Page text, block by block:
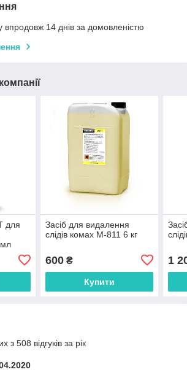
впродовж 14 днів за домовленістю
для
мл
Засіб для видалення
слідів комах M-811 6 кг
600₴
Купити
1
з 508 відгуків за рік